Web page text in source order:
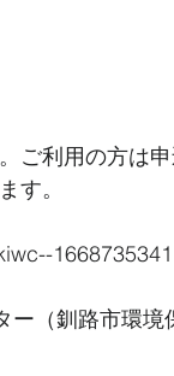
ご利用の方は
す。
ー（釧路市環境